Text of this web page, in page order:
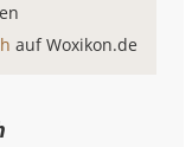
auf Woxikon.de